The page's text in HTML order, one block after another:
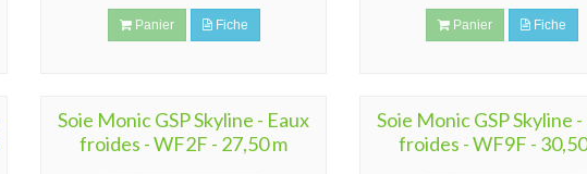
Panier Fiche Panier Fiche
Soie Monic GSP Skyline - Eaux
froides - WF2F - 27,50 m
Soie Monic GSP Skyline
froides - WF9F -